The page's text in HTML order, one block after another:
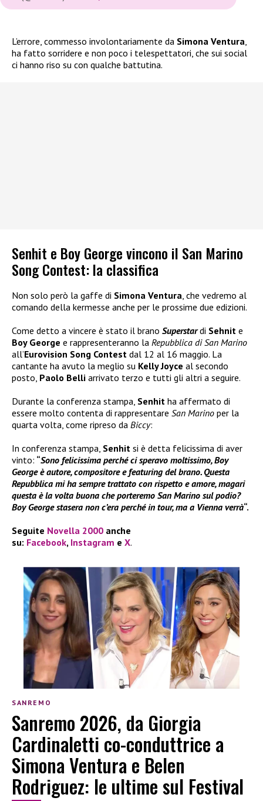
L’errore, commesso involontariamente da Simona Ventura
ha fatto sorridere e non poco i telespettatori, che sui social
ci hanno riso su con qualche battutina.
Senhit e Boy George vincono il San Marino
Song Contest: la classifica
Non solo però la gaffe di Simona Ventura , che vedremo al
comando della kermesse anche per le prossime due edizioni.
Come detto a vincere è stato il brano Superstardi Sehnit e
Boy George e rappresenteranno la Repubblica di San Marino
all’Eurovision Song Contest dal 12 al 16 maggio. La
cantante ha avuto la meglio su Kelly Joyce al secondo
posto, Paolo Belli arrivato terzo e tutti gli altri a seguire.
Durante la conferenza stampa, Senhit ha affermato di
essere molto contenta di rappresentare San Marino per la
quarta volta, come ripreso da Biccy:
In conferenza stampa, Senhit si è detta felicissima di aver
vinto: “Sono felicissima perché ci speravo moltissimo, Boy
George è autore, compositore e featuring del brano. Questa
Repubblica mi ha sempre trattato con rispetto e amore, magari
questa è la volta buona che porteremo San Marino sul podio?
Boy George stasera non c’era perché in tour, ma a Vienna verrà“.
Seguite Novella 2000 anche
su: Facebook, Instagram e X.
SANREMO
Sanremo 2026, da Giorgia
Cardinaletti co-conduttrice a
Simona Ventura e Belen
Rodriguez: le ultime sul Festival